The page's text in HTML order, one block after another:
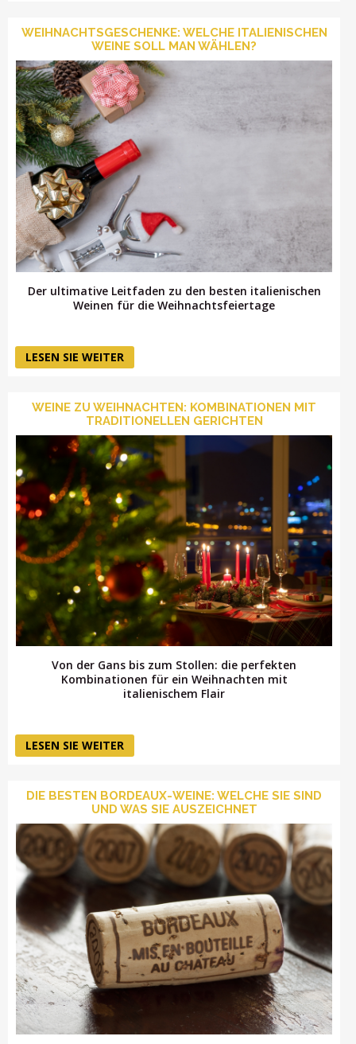
WEIHNACHTSGESCHENKE: WELCHE ITALIENISCHEN
WEINE SOLL MAN WÄHLEN?
Der ultimative Leitfaden zu den besten italienischen
Weinen für die Weihnachtsfeiertage
LESEN SIE WEITER
WEINE ZU WEIHNACHTEN: KOMBINATIONEN MIT
TRADITIONELLEN GERICHTEN
Von der Gans bis zum Stollen: die perfekten
Kombinationen für ein Weihnachten mit
italienischem Flair
LESEN SIE WEITER
DIE BESTEN BORDEAUX-WEINE: WELCHE SIE SIND
UND WAS SIE AUSZEICHNET